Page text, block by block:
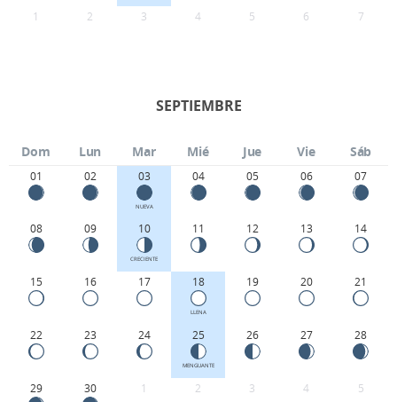
1 2 3 4 5 6 7
SEPTIEMBRE
Dom Lun Mar Mié Jue Vie Sáb
01 02 03
NUEVA
04 05 06 07
08 09 10
CRECIENTE
11 12 13 14
15 16 17 18
LLENA
19 20 21
22 23 24 25
MENGUANTE
26 27 28
29 30 1 2 3 4 5